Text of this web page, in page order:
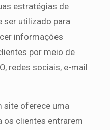
estratégias de
ser utilizado para
informações
por meio de
redes sociais, e-mail
site oferece uma
os clientes entrarem